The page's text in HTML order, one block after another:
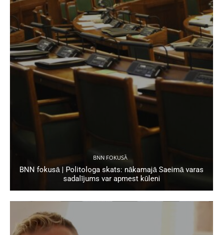
BNN FOKUSĀ
BNN fokusā | Politologa skats: nākamajā Saeimā varas
sadalījums var apmest kūleni